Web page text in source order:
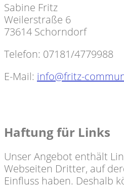
Sabine Fritz
Weilerstraße 6
73614 Schorndorf
Telefon: 07181/4779988
E-Mail: info@fritz-
Haftung für Links
Unser Angebot enthält
Webseiten Dritter, auf
Einfluss haben. Deshalb